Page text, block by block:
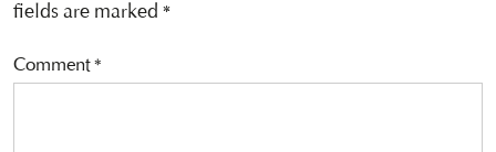
fields are marked *
Comment*